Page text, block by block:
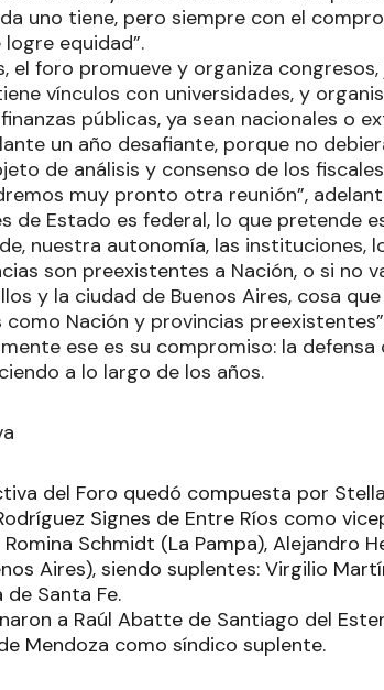
uno tiene, pero siempre con el
equidad”.
el foro promueve y organiza
vínculos con universidades, y
públicas, ya sean nacionales o
un año desafiante, porque no
de análisis y consenso de los
muy pronto otra reunión”,
de Estado es federal, lo que pretende
nuestra autonomía, las instituciones,
son preexistentes a Nación, o si no
y la ciudad de Buenos Aires, cosa
Nación y provincias
ese es su compromiso: la
a lo largo de los años.
del Foro quedó compuesta por
Signes de Entre Ríos como
Schmidt (La Pampa), Alejandro
Aires), siendo suplentes: Virgilio
de Santa Fe.
a Raúl Abatte de Santiago del
Mendoza como síndico suplente.